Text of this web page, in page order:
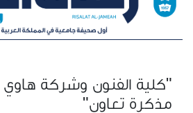
"كلية الفنون وشركة هاوي
مذكرة تعاون"